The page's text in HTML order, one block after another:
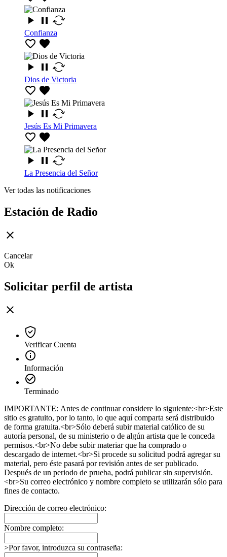
Confianza
Dios de Victoria
Jesús Es Mi Primavera
La Presencia del Señor
Ver todas las notificaciones
Estación de Radio
Cancelar
Ok
Solicitar perfil de artista
Verificar Cuenta
Información
Terminado
IMPORTANTE: Antes de continuar considere lo siguiente:<br>Este
sitio es gratuito, por lo tanto, lo que aquí comparta será distribuido
de forma gratuita.<br>Sólo deberá subir material católico de su
autoría personal, de su ministerio o de algún artista que le conceda
permisos.<br>No debe subir materiar que ha comprado o
descargado de internet.<br>Si procede su solicitud podrá agregar su
material, pero éste pasará por revisión antes de ser publicado.
Después de un periodo de prueba, podrá publicar sin supervisión.
<br>Su correo electrónico y nombre completo se utilizarán sólo para
fines de contacto.
Dirección de correo electrónico:
Nombre completo:
>Por favor, introduzca su contraseña: